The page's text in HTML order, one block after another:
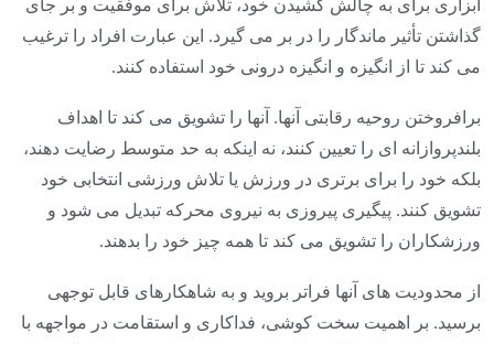
ابزاری برای به چالش کشیدن خود، تلاش برای موفقیت و بر جای
گذاشتن تأثیر ماندگار را در بر می گیرد. این عبارت افراد را ترغیب
می کند تا از انگیزه و انگیزه درونی خود استفاده کنند.
برافروختن روحیه رقابتی آنها. آنها را تشویق می کند تا اهداف
بلندپروازانه ای را تعیین کنند، نه اینکه به حد متوسط ​​رضایت دهند،
بلکه خود را برای برتری در ورزش یا تلاش ورزشی انتخابی خود
تشویق کنند. پیگیری پیروزی به نیروی محرکه تبدیل می شود و
ورزشکاران را تشویق می کند تا همه چیز خود را بدهند.
از محدودیت های آنها فراتر بروید و به شاهکارهای قابل توجهی
برسید. بر اهمیت سخت کوشی، فداکاری و استقامت در مواجهه با